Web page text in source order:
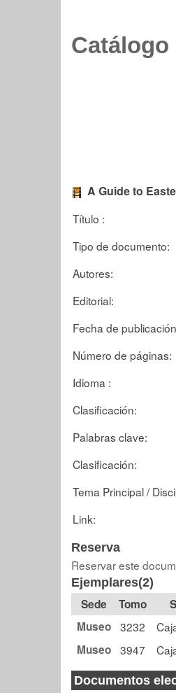
Catálogo
A Guide to
Título :
Tipo de documento:
Autores:
Editorial:
Fecha de
Número de páginas:
Idioma :
Clasificación:
Palabras clave:
Clasificación:
Tema Principal /
Link:
Reserva
Reservar este
Ejemplares(2)
Tomo
Museo
3232
Museo
3947
Documentos